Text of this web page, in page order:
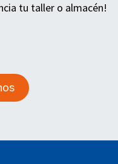
tu taller o almacén!